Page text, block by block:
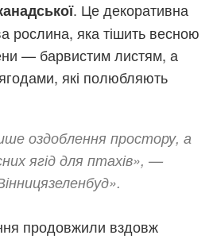
. Це декоративна
рослина, яка тішить весною
— барвистим листям, а
які полюбляють
оздоблення простору, а
ягід для птахів», —
продовжили вздовж